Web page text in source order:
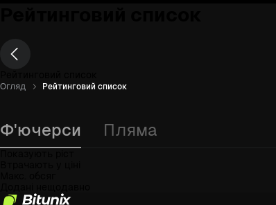
Огляд Рейтинговий список
Ф'ючерси Пляма